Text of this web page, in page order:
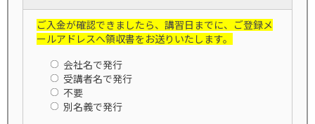
ご入金が確認できましたら、講習日までに、ご登録メ
ールアドレスへ領収書をお送りいたします。
会社名で発行
受講者名で発行
不要
別名義で発行